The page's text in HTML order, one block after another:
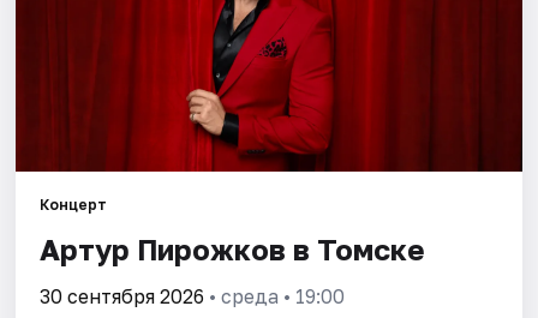
Площадки
Артисты
Концерт
Артур Пирожков в Томске
30 сентября 2026 • среда • 19:00